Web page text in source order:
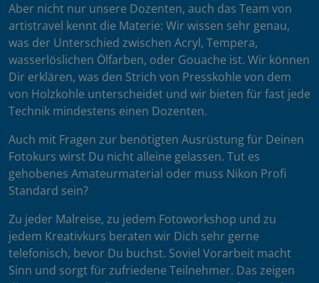
Aber nicht nur unsere Dozenten, auch das Team von
artistravel kennt die Materie: Wir wissen sehr genau,
was der Unterschied zwischen Acryl, Tempera,
wasserlöslichen Ölfarben, oder Gouache ist. Wir können
Dir erklären, was den Strich von Presskohle von dem
von Holzkohle unterscheidet und wir bieten für fast jede
Technik mindestens einen Dozenten.
Auch mit Fragen zur benötigten Ausrüstung für Deinen
Fotokurs wirst Du nicht alleine gelassen. Tut es
gehobenes Amateurmaterial oder muss Nikon Profi
Standard sein?
Zu jeder Malreise, zu jedem Fotoworkshop und zu
jedem Kreativkurs beraten wir Dich sehr gerne
telefonisch, bevor Du buchst. Soviel Vorarbeit macht
Sinn und sorgt für zufriedene Teilnehmer. Das zeigen